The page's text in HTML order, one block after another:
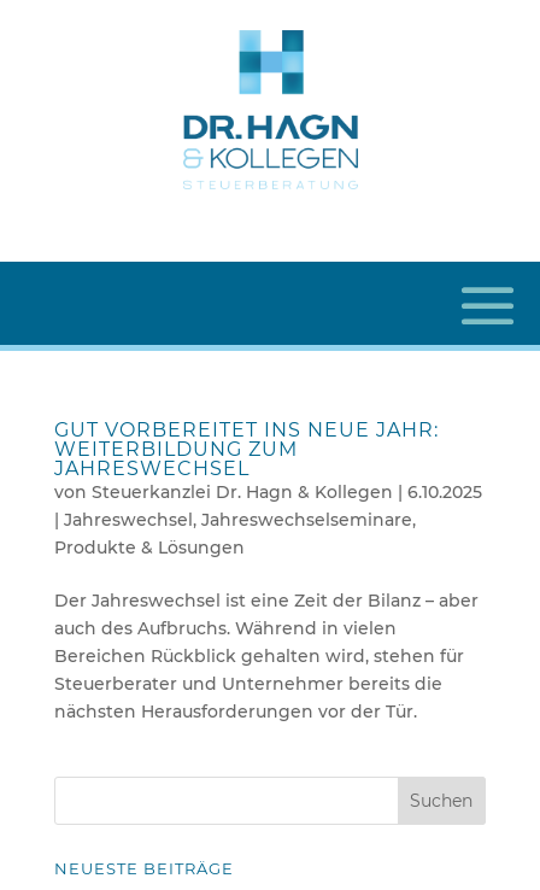
GUT VORBEREITET INS NEUE JAHR:
WEITERBILDUNG ZUM
JAHRESWECHSEL
von Steuerkanzlei Dr. Hagn & Kollegen
6.10.2025
Jahreswechsel , Jahreswechselseminare,
Produkte & Lösungen
Der Jahreswechsel ist eine Zeit der Bilanz – aber
auch des Aufbruchs. Während in vielen
Bereichen Rückblick gehalten wird, stehen für
Steuerberater und Unternehmer bereits die
nächsten Herausforderungen vor der Tür.
NEUESTE BEITRÄGE